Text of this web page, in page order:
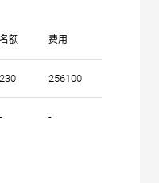
名额 费用
230 256100
- -